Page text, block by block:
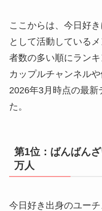
ここからは、今日好
として活動している
者数の多い順にランキ
カップルチャンネル
2026年3月時点の最新
た。
第1位：ばんばん
万人
今日好き出身のユー